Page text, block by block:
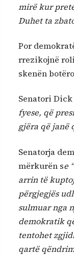
mirë kur
Duhet ta
Por
rrezikojnë
skenën
Senatori
fyese, që
gjëra që janë
Senatorja
mërkurën se
arrin të
përgjegjës
sulmuar nga
demokratik
tentohet
qartë